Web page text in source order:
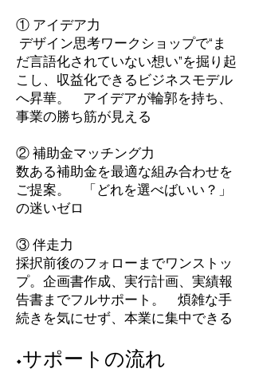
① アイデア力
デザイン思考ワークショップで“ま
だ言語化されていない想い”を掘り起
こし、収益化できるビジネスモデル
へ昇華。 アイデアが輪郭を持ち、
事業の勝ち筋が見える
② 補助金マッチング力
数ある補助金を最適な組み合わせを
ご提案。 「どれを選べばいい？」
の迷いゼロ
③ 伴走力
採択前後のフォローまでワンストッ
プ。企画書作成、実行計画、実績報
告書までフルサポート。 煩雑な手
続きを気にせず、本業に集中できる
◆サポートの流れ